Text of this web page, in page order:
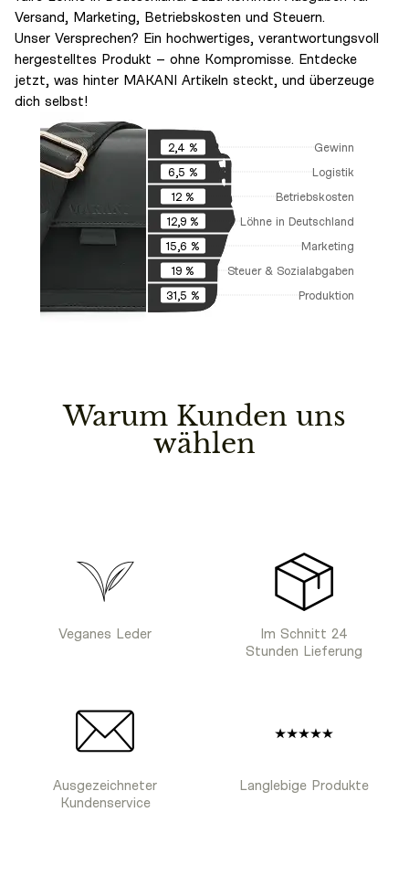
Versand, Marketing, Betriebskosten und Steuern.
Unser Versprechen? Ein hochwertiges, verantwortungsvoll
hergestelltes Produkt – ohne Kompromisse. Entdecke
jetzt, was hinter MAKANI Artikeln steckt, und überzeuge
dich selbst!
2,4 %
Gewinn
6,5 %
Logistik
12 %
Betriebskosten
12,9 %
Löhne in Deutschland
15,6 %
Marketing
19 %
Steuer & Sozialabgaben
31,5 %
Produktion
Warum Kunden uns
wählen
Veganes Leder
Im Schnitt 24
Stunden Lieferung
Ausgezeichneter
Kundenservice
Langlebige Produkte